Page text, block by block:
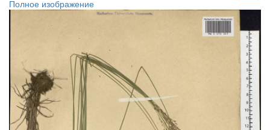
Полное изображение